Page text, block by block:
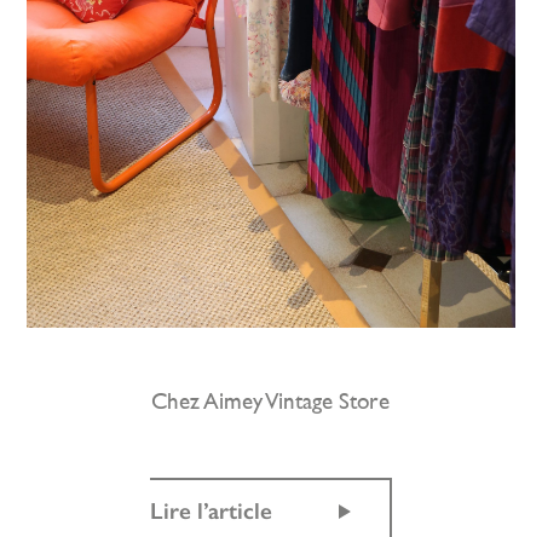
Chez Aimey Vintage Store
Lire l’article